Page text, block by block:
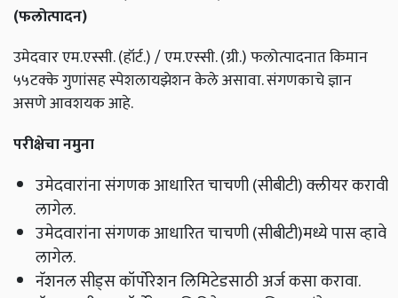
(फलोत्पादन)
उमेदवार एम.एस्सी. (हॉर्ट.) / एम.एस्सी. (ग्री.) फलोत्पादनात किमान
५५टक्के गुणांसह स्पेशलायझेशन केले असावा. संगणकाचे ज्ञान
असणे आवशयक आहे.
परीक्षेचा नमुना
उमेदवारांना संगणक आधारित चाचणी (सीबीटी) क्लीयर करावी
लागेल.
उमेदवारांना संगणक आधारित चाचणी (सीबीटी)मध्ये पास व्हावे
लागेल.
नॅशनल सीड्स कॉर्पोरेशन लिमिटेडसाठी अर्ज कसा करावा.